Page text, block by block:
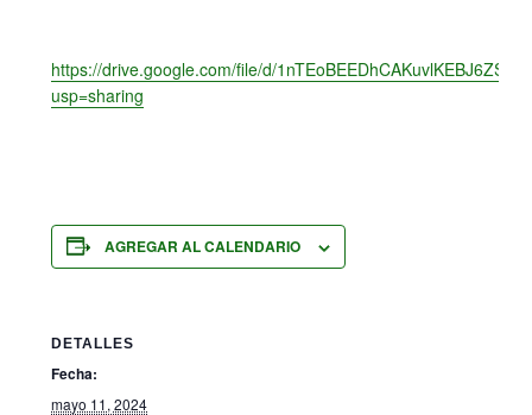
https://drive.google.com/file/d/
usp=sharing
AGREGAR AL CALENDARIO
DETALLES
Fecha:
mayo 11, 2024